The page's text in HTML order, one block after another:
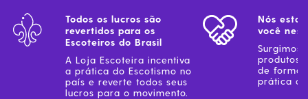
Todos os lucros são
revertidos para os
Escoteiros do Brasil
A Loja Escoteira incentiva
a prática do Escotismo no
país e reverte todos seus
lucros para o movimento.
Nós
você
Surgimos
produtos
de forma
prática